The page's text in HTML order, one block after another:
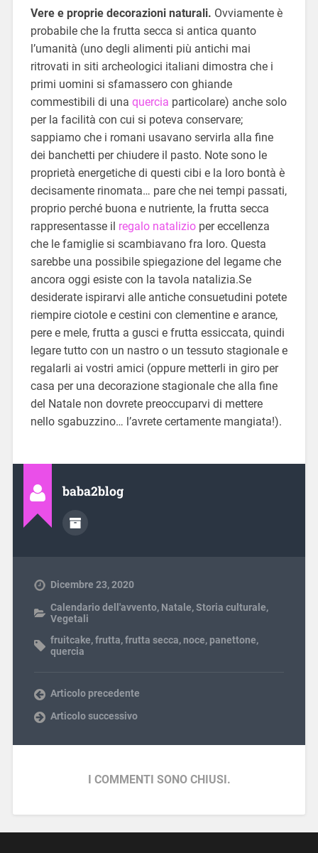
Vere e proprie decorazioni naturali. Ovviamente è
probabile che la frutta secca si antica quanto
l’umanità (uno degli alimenti più antichi mai
ritrovati in siti archeologici italiani dimostra che i
primi uomini si sfamassero con ghiande
commestibili di una quercia particolare) anche solo
per la facilità con cui si poteva conservare;
sappiamo che i romani usavano servirla alla fine
dei banchetti per chiudere il pasto. Note sono le
proprietà energetiche di questi cibi e la loro bontà è
decisamente rinomata… pare che nei tempi passati,
proprio perché buona e nutriente, la frutta secca
rappresentasse il regalo natalizioper eccellenza
che le famiglie si scambiavano fra loro. Questa
sarebbe una possibile spiegazione del legame che
ancora oggi esiste con la tavola natalizia.Se
desiderate ispirarvi alle antiche consuetudini potete
riempire ciotole e cestini con clementine e arance,
pere e mele, frutta a gusci e frutta essiccata, quindi
legare tutto con un nastro o un tessuto stagionale e
regalarli ai vostri amici (oppure metterli in giro per
casa per una decorazione stagionale che alla fine
del Natale non dovrete preoccuparvi di mettere
nello sgabuzzino… l’avrete certamente mangiata!).
baba2blog
Dicembre 23, 2020
Calendario dell'avvento, Natale,Storia culturale,
Vegetali
fruitcake,frutta,frutta secca,noce, panettone,
quercia
Articolo precedente
Articolo successivo
I COMMENTI SONO CHIUSI.